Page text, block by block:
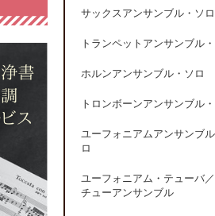
サックスアンサンブル・ソロ
トランペットアンサンブル
ホルンアンサンブル・ソロ
トロンボーンアンサンブル
ユーフォニアムアンサンブ
ロ
ユーフォニアム・テューバ／
チューアンサンブル